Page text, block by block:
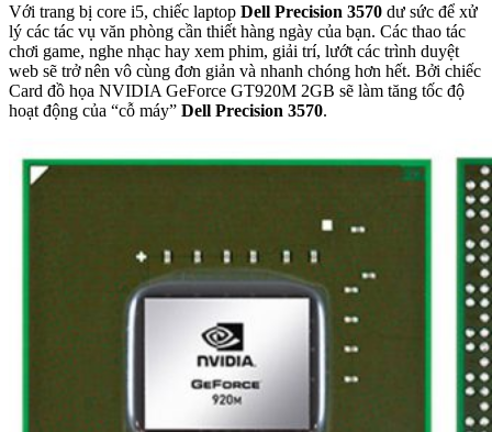
Với trang bị core i5, chiếc laptop Dell Precision 3570 dư sức để xử
lý các tác vụ văn phòng cần thiết hàng ngày của bạn. Các thao tác
chơi game, nghe nhạc hay xem phim, giải trí, lướt các trình duyệt
web sẽ trở nên vô cùng đơn giản và nhanh chóng hơn hết. Bởi chiếc
Card đồ họa NVIDIA GeForce GT920M 2GB sẽ làm tăng tốc độ
hoạt động của “cỗ máy” Dell Precision 3570.